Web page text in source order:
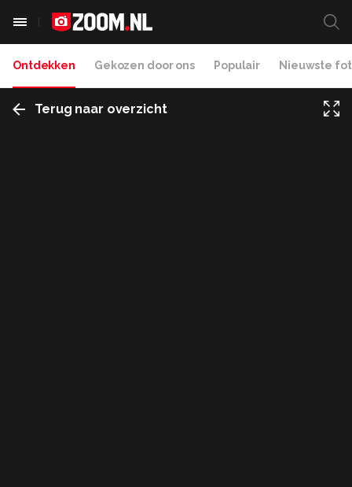
Ontdekken Gekozen door ons Populair Nieuwste
Terug naar overzicht